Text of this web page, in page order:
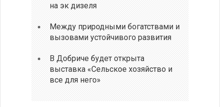
на эк дизеля
Между природными богатствами и
вызовами устойчивого развития
В Добриче будет открыта
выставка «Сельское хозяйство и
все для него»